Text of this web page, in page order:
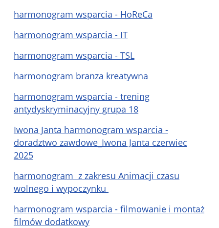
harmonogram wsparcia - HoReCa
harmonogram wsparcia - IT
harmonogram wsparcia - TSL
harmonogram branza kreatywna
harmonogram wsparcia - trening
antydyskryminacyjny grupa 18
Iwona Janta harmonogram wsparcia -
doradztwo zawdowe_Iwona Janta czerwiec
2025
harmonogram z zakresu Animacji czasu
wolnego i wypoczynku
harmonogram wsparcia - filmowanie i montaż
filmów dodatkowy